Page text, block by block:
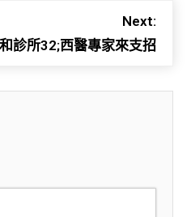
Next:
診所32;西醫專家來支招